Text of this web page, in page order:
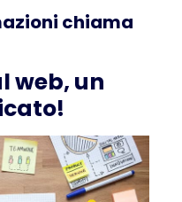
chiama
web, un